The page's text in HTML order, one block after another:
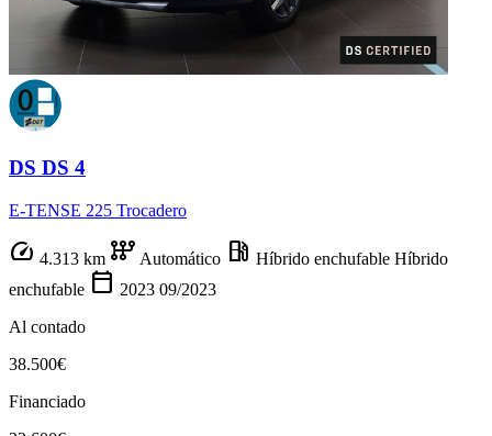
DS DS 4
E-TENSE 225 Trocadero
speed 4.313 km auto_transmission Automático local_gas_station Híbrido enchufable Híbrido
enchufable calendar_today 2023 09/2023
Al contado
38.500€
Financiado